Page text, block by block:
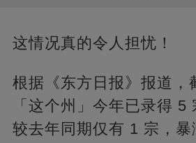
这情况真的令人担忧！
根据《东方日报》报道，
「这个州」今年已录得 5
较去年同期仅有 1 宗，暴